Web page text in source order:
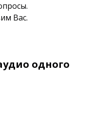
Вас.
одного